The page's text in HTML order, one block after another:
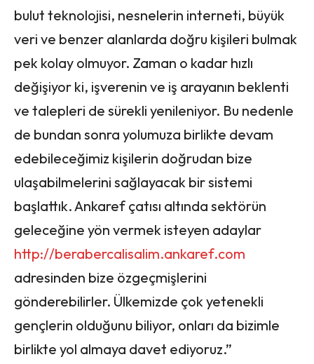
bulut teknolojisi, nesnelerin interneti, büyük
veri ve benzer alanlarda doğru kişileri bulmak
pek kolay olmuyor. Zaman o kadar hızlı
değişiyor ki, işverenin ve iş arayanın beklenti
ve talepleri de sürekli yenileniyor. Bu nedenle
de bundan sonra yolumuza birlikte devam
edebileceğimiz kişilerin doğrudan bize
ulaşabilmelerini sağlayacak bir sistemi
başlattık. Ankaref çatısı altında sektörün
geleceğine yön vermek isteyen adaylar
http://berabercalisalim.ankaref.com
adresinden bize özgeçmişlerini
gönderebilirler. Ülkemizde çok yetenekli
gençlerin olduğunu biliyor, onları da bizimle
birlikte yol almaya davet ediyoruz.”